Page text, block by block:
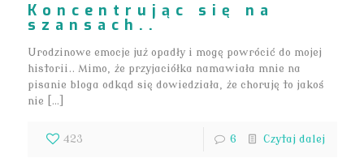
Koncentrując się na
szansach..
Urodzinowe emocje już opadły i mogę powrócić do mojej
historii.. Mimo, że przyjaciółka namawiała mnie na
pisanie bloga odkąd się dowiedziała, że choruję to jakoś
nie […]
423 6 Czytaj dalej